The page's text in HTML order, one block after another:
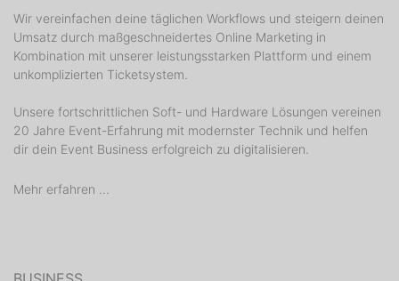
Wir vereinfachen deine täglichen Workflows und steigern deinen
Umsatz durch maßgeschneidertes Online Marketing in
Kombination mit unserer leistungsstarken Plattform und einem
unkomplizierten Ticketsystem.
Unsere fortschrittlichen Soft- und Hardware Lösungen vereinen
20 Jahre Event-Erfahrung mit modernster Technik und helfen
dir dein Event Business erfolgreich zu digitalisieren.
Mehr erfahren ...